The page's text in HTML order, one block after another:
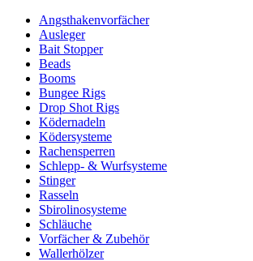
Angsthakenvorfächer
Ausleger
Bait Stopper
Beads
Booms
Bungee Rigs
Drop Shot Rigs
Ködernadeln
Ködersysteme
Rachensperren
Schlepp- & Wurfsysteme
Stinger
Rasseln
Sbirolinosysteme
Schläuche
Vorfächer & Zubehör
Wallerhölzer